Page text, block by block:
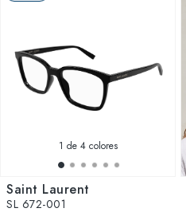
1 de 4 colores
Saint Laurent
SL 672-001